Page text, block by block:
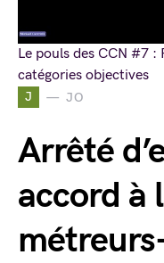
J JO
Arrêté
accord à
Le pouls des CCN #7 :
catégories objectives